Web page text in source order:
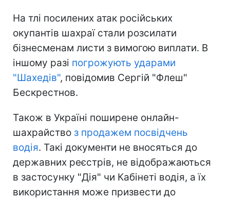
На тлі посилених атак російських
окупантів шахраї стали розсилати
бізнесменам листи з вимогою виплати. В
іншому разі погрожують ударами
"Шахедів", повідомив Сергій "Флеш"
Бескрестнов.
Також в Україні поширене онлайн-
шахрайство з продажем посвідчень
водія. Такі документи не вносяться до
державних реєстрів, не відображаються
в застосунку "Дія" чи Кабінеті водія, а їх
використання може призвести до